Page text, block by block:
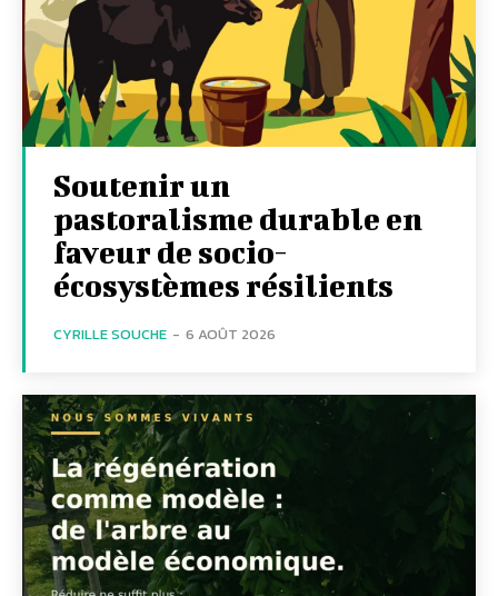
Soutenir un
pastoralisme durable en
faveur de socio-
écosystèmes résilients
CYRILLE SOUCHE - 6 AOÛT 2026